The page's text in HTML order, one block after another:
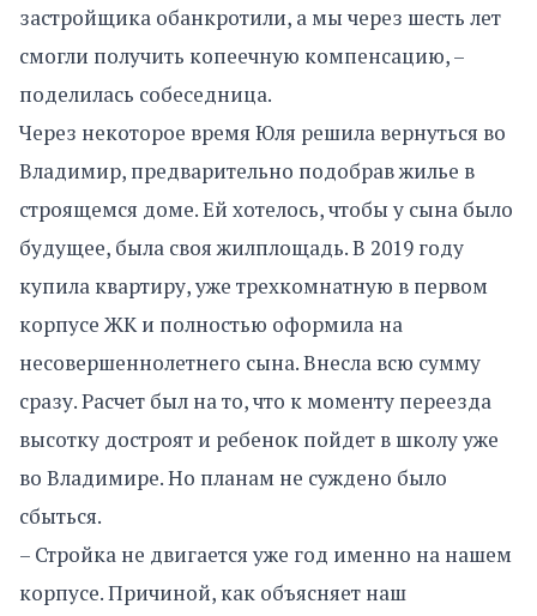
застройщика обанкротили, а мы через шесть лет
смогли получить копеечную компенсацию, –
поделилась собеседница.
Через некоторое время Юля решила вернуться во
Владимир, предварительно подобрав жилье в
строящемся доме. Ей хотелось, чтобы у сына было
будущее, была своя жилплощадь. В 2019 году
купила квартиру, уже трехкомнатную в первом
корпусе ЖК и полностью оформила на
несовершеннолетнего сына. Внесла всю сумму
сразу. Расчет был на то, что к моменту переезда
высотку достроят и ребенок пойдет в школу уже
во Владимире. Но планам не суждено было
сбыться.
– Стройка не двигается уже год именно на нашем
корпусе. Причиной, как объясняет наш